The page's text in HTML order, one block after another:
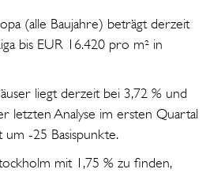
(alle Baujahre) beträgt derzeit
bis EUR 16.420 pro m² in
liegt derzeit bei 3,72 % und
letzten Analyse im ersten Quartal
-25 Basispunkte.
mit 1,75 % zu finden,